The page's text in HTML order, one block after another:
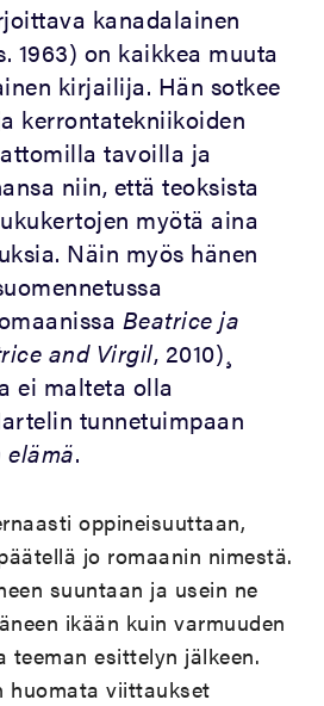
kanadalainen
1963) on kaikkea muuta
kirjailija. Hän sotkee
kerrontatekniikoiden
tavoilla ja
niin, että teoksista
myötä aina
Näin myös hänen
Beatrice ja
and Virgil, 2010)¸
ei malteta olla
tunnetuimpaan
elämä.
oppineisuuttaan,
jo romaanin nimestä.
suuntaan ja usein ne
ikään kuin varmuuden
teeman esittelyn jälkeen.
huomata viittaukset